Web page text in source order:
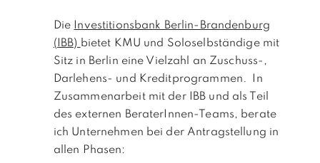
Die
Investitionsbank Berlin-Brandenburg
(IBB) bietet KMU und Soloselbständige mit
Sitz in Berlin eine Vielzahl an Zuschuss-,
Darlehens- und Kreditprogrammen.
In
Zusammenarbeit mit der IBB und als Teil
des externen BeraterInnen-Teams, berate
ich Unternehmen bei der Antragstellung in
allen Phasen: